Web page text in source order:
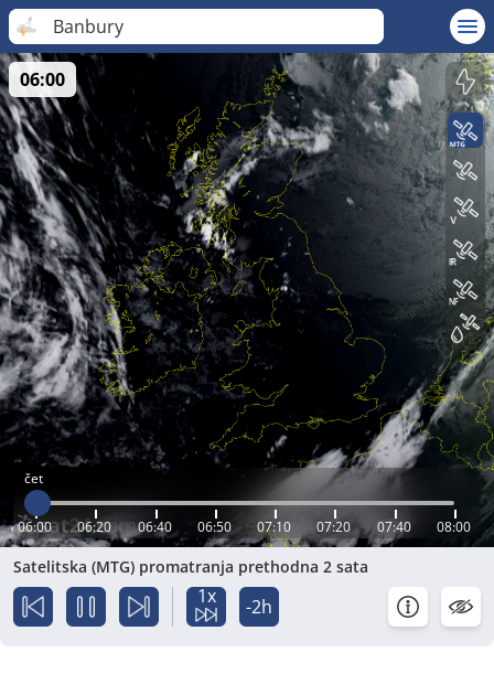
Banbury
čet
06:00 06:20 06:40 06:50 07:10 07:20 07:40 08:00
06:00
Satelitska (MTG) promatranja prethodna 2 sata
1x -2h